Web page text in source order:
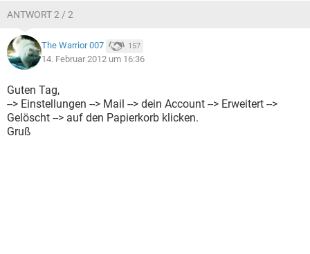
ANTWORT 2 / 2
The Warrior 007 157
14. Februar 2012 um 16:36
Guten Tag,
--> Einstellungen --> Mail --> dein Account --> Erweitert -->
Gelöscht --> auf den Papierkorb klicken.
Gruß